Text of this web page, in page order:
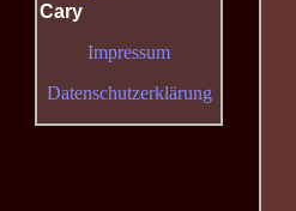
Cary
Impressum
Datenschutzerklärung